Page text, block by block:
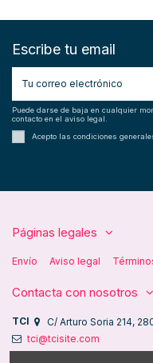
Escribe tu email
Puede darse de baja en cualquier
contacto en el aviso legal.
Acepto las condiciones
Páginas legales
Envío Aviso legal
Contacta con nosotros
TCI C/ Arturo Soria 214,
tci@tcisite.com